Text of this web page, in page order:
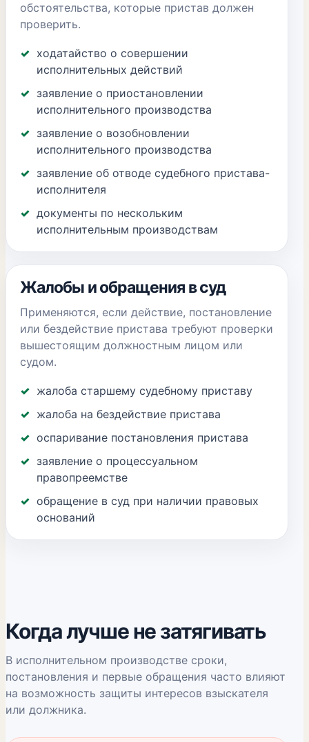
обстоятельства, которые пристав должен
проверить.
ходатайство о совершении
исполнительных действий
заявление о приостановлении
исполнительного производства
заявление о возобновлении
исполнительного производства
заявление об отводе судебного пристава-
исполнителя
документы по нескольким
исполнительным производствам
Жалобы и обращения в суд
Применяются, если действие, постановление
или бездействие пристава требуют проверки
вышестоящим должностным лицом или
судом.
жалоба старшему судебному приставу
жалоба на бездействие пристава
оспаривание постановления пристава
заявление о процессуальном
правопреемстве
обращение в суд при наличии правовых
оснований
Когда лучше не затягивать
В исполнительном производстве сроки,
постановления и первые обращения часто влияют
на возможность защиты интересов взыскателя
или должника.